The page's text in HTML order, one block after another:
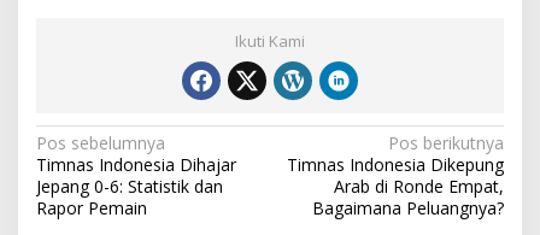
Ikuti Kami
Navigasi
pos
Pos sebelumnya
Timnas Indonesia Dihajar
Jepang 0-6: Statistik dan
Rapor Pemain
Pos berikutnya
Timnas Indonesia Dikepung
Arab di Ronde Empat,
Bagaimana Peluangnya?